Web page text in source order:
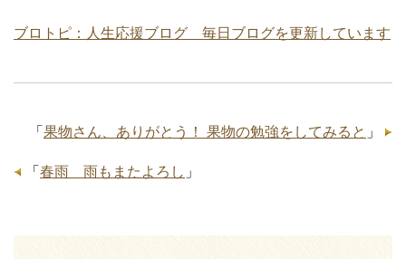
ブロトピ：人生応援ブログ 毎日ブログを更新しています
「 果物さん、ありがとう！ 果物の勉強をしてみると 」
「 春雨 雨もまたよろし 」